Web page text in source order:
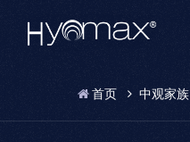
首页 中观家族